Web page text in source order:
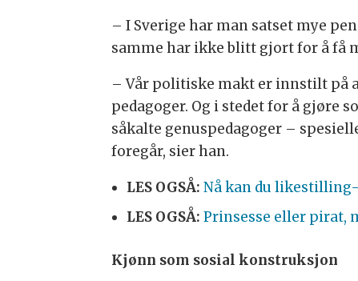
– I Sverige har man satset mye
samme har ikke blitt gjort for å få
– Vår politiske makt er innstilt på
pedagoger. Og i stedet for å gjøre
såkalte genuspedagoger –
foregår, sier han.
LES OGSÅ:Nå kan du
LES OGSÅ:Prinsesse eller pirat,
Kjønn som sosial konstruksjon